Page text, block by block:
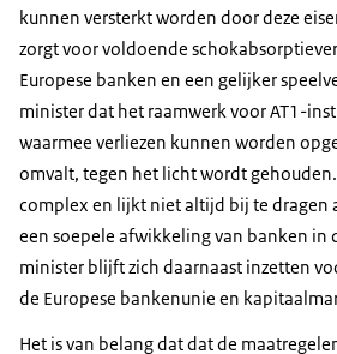
kunnen versterkt worden door deze
zorgt voor voldoende
Europese banken en een gelijker
minister dat het raamwerk voor AT1-
waarmee verliezen kunnen worden
omvalt, tegen het licht wordt
complex en lijkt niet altijd bij te dragen
een soepele afwikkeling van banken in
minister blijft zich daarnaast inzetten
de Europese bankenunie en
Het is van belang dat dat de